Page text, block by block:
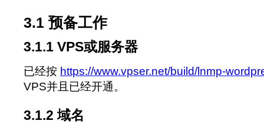
3.1 预备工作
3.1.1 VPS或服务器
已经按 https://www.vpser.net/build/lnmp-
VPS并且已经开通。
3.1.2 域名